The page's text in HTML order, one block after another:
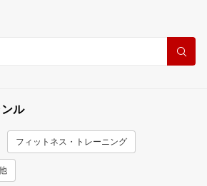
ル
フィットネス・トレーニング